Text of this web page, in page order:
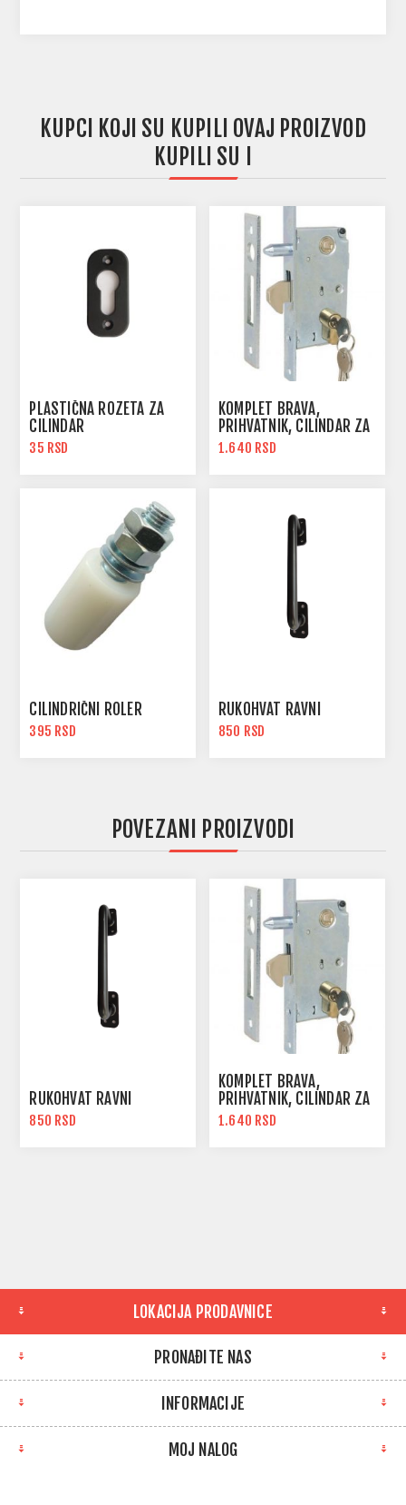
KUPCI KOJI SU KUPILI OVAJ PROIZVOD
KUPILI SU I
PLASTIČNA ROZETA ZA
CILINDAR
35 RSD
KOMPLET BRAVA,
PRIHVATNIK, CILINDAR ZA
KLIZNU KAPIJU
1.640 RSD
CILINDRIČNI ROLER
395 RSD
RUKOHVAT RAVNI
850 RSD
POVEZANI PROIZVODI
RUKOHVAT RAVNI
850 RSD
KOMPLET BRAVA,
PRIHVATNIK, CILINDAR ZA
KLIZNU KAPIJU
1.640 RSD
LOKACIJA PRODAVNICE
PRONAĐITE NAS
INFORMACIJE
MOJ NALOG